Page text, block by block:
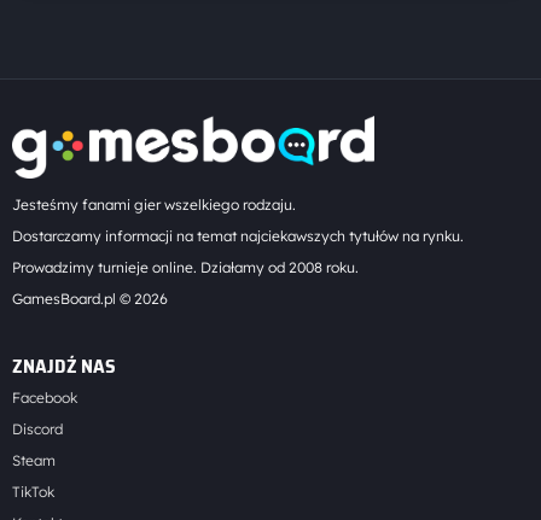
Jesteśmy fanami gier wszelkiego rodzaju.
Dostarczamy informacji na temat najciekawszych tytułów na rynku.
Prowadzimy turnieje online. Działamy od 2008 roku.
GamesBoard.pl © 2026
ZNAJDŹ NAS
Facebook
Discord
Steam
TikTok